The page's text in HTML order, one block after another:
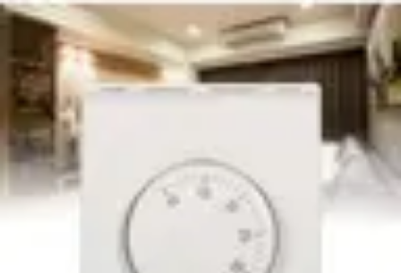
Supermarché Online
Astuces pratiquesConseils pratiques TendancesAstuces et
Comparatif
Supermarché Online